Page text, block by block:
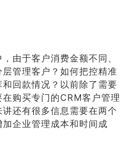
由于客户消费金额不同、
管理客户？如何把控精准
回款情况？以前除了需要
购买专门的CRM客户管理
还有很多信息需要在两个
企业管理成本和时间成